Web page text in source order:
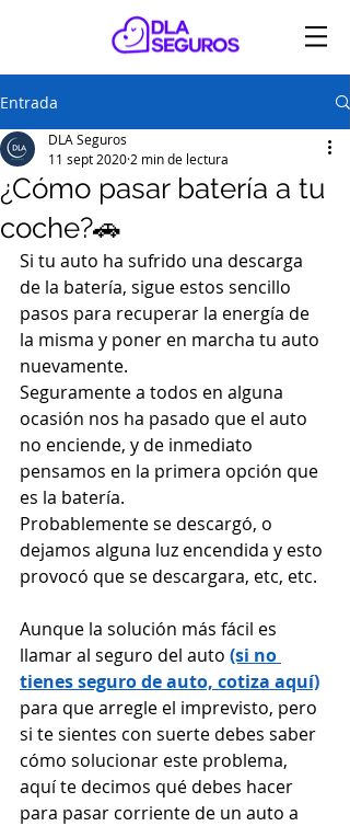
Entrada
¿Cómo pasar batería a tu
coche?🚗
DLA Seguros
11 sept 2020 2 min de lectura
Si tu auto ha sufrido una descarga
de la batería, sigue estos sencillo
pasos para recuperar la energía de
la misma y poner en marcha tu auto
nuevamente.
Seguramente a todos en alguna
ocasión nos ha pasado que el auto
no enciende, y de inmediato
pensamos en la primera opción que
es la batería.
Probablemente se descargó, o
dejamos alguna luz encendida y esto
provocó que se descargara, etc, etc.
Aunque la solución más fácil es
llamar al seguro del auto (si no
tienes seguro de auto, cotiza aquí)
para que arregle el imprevisto, pero
si te sientes con suerte debes saber
cómo solucionar este problema,
aquí te decimos qué debes hacer
para pasar corriente de un auto a